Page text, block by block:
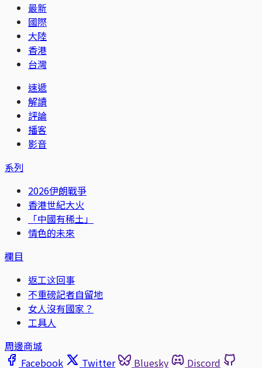
最新
國際
大陸
香港
台灣
速遞
解讀
評論
播客
影音
系列
2026伊朗戰爭
香港世紀大火
「中國有稀土」
情色的未來
欄目
返工这回事
不重磅記者自留地
女人沒有國家？
工具人
周邊商城
Facebook
Twitter Bluesky
Discord